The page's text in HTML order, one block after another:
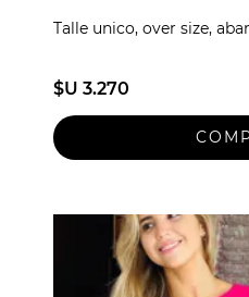
Talle unico, over size,
$U 3.270